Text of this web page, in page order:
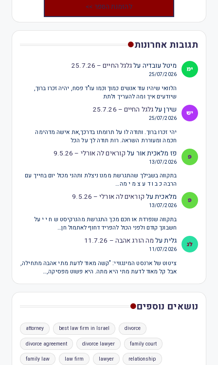
להזמנת הספר >>
תגובות אחרונות
מיטל עובדיה עלגלגל החיים – 25.7.26
25/07/2026
הלוואי שיהיו עוד אנשים כמוך וכמו עו"ד פסח, יהיה זכרו ברוך,
שיודעים איך ומה להעריך ולתת
שירןעלגלגל החיים – 25.7.26
25/07/2026
יהי זכרו ברוך. ותודה לו על תרומתו בדרכך,את אישה מדהימה
חכמה ומעוררת השראה. רות תודה לך על הכל
פז מלאכית אור על קוראים לה אורלי – 9.5.26
13/07/2026
בתקווה בשבילך שהתגרשת ממנו ניצלת ותהני מכול יום בחייך עם
הרבה כ ב ו ד ע צ מ י מה…
מלאכיתעל קוראים לה אורלי – 9.5.26
13/07/2026
בתקווה שנפרדת או חכם מכך התגרשת מהנרקיסט ש ח י י על
חשבונך קודם ולפני הכול להפריד דחוף לאתמול חן…
גליתעל מה הורג אהבה – 11.7.26
11/07/2026
ציטוט של ארנסט המינגוויי: "קשה מאוד לדעת מתי אהבה מתחילה,
אבל קל מאוד לדעת מתי היא מתה. היא פשוט מפסיקה,…
נושאים נוספים
attorney best law firm in Israel divorce
divorce agreement divorce lawyer family court
family law law firm lawyer relationship